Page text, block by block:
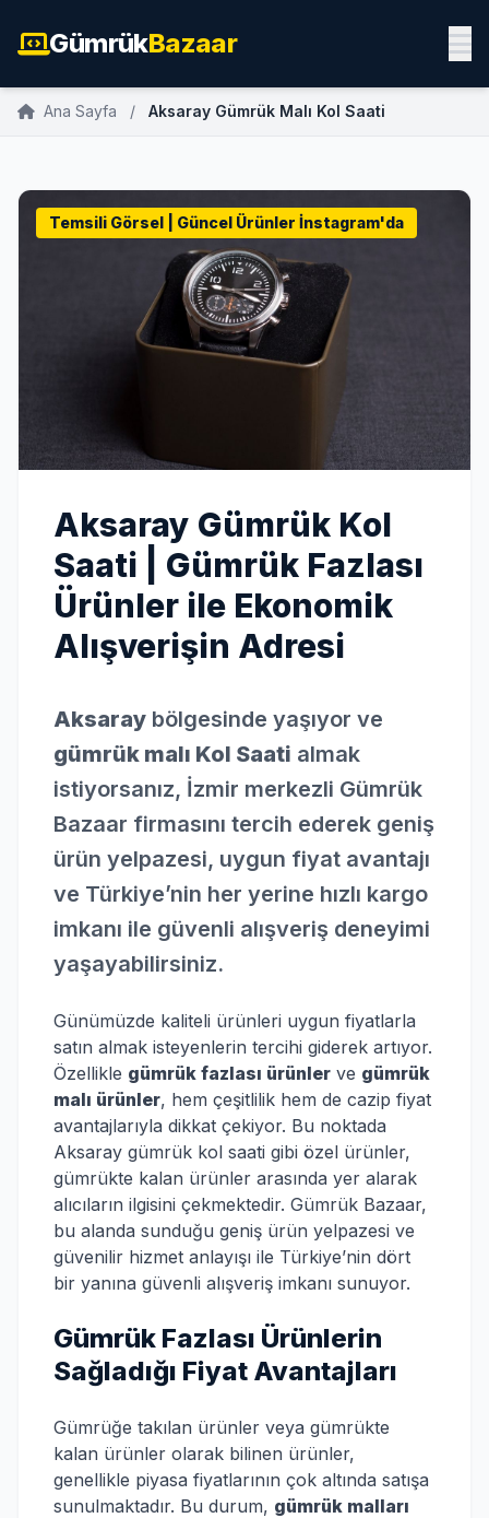
GümrükBazaar
Ana Sayfa / Aksaray Gümrük Malı Kol Saati
Temsili Görsel | Güncel Ürünler İnstagram'da
Aksaray Gümrük Kol
Saati | Gümrük Fazlası
Ürünler ile Ekonomik
Alışverişin Adresi
Aksaray bölgesinde yaşıyor ve
gümrük malı Kol Saati almak
istiyorsanız, İzmir merkezli Gümrük
Bazaar firmasını tercih ederek geniş
ürün yelpazesi, uygun fiyat avantajı
ve Türkiye’nin her yerine hızlı kargo
imkanı ile güvenli alışveriş deneyimi
yaşayabilirsiniz.
Günümüzde kaliteli ürünleri uygun fiyatlarla
satın almak isteyenlerin tercihi giderek artıyor.
Özellikle gümrük fazlası ürünler ve gümrük
malı ürünler, hem çeşitlilik hem de cazip fiyat
avantajlarıyla dikkat çekiyor. Bu noktada
Aksaray gümrük kol saati gibi özel ürünler,
gümrükte kalan ürünler arasında yer alarak
alıcıların ilgisini çekmektedir. Gümrük Bazaar,
bu alanda sunduğu geniş ürün yelpazesi ve
güvenilir hizmet anlayışı ile Türkiye’nin dört
bir yanına güvenli alışveriş imkanı sunuyor.
Gümrük Fazlası Ürünlerin
Sağladığı Fiyat Avantajları
Gümrüğe takılan ürünler veya gümrükte
kalan ürünler olarak bilinen ürünler,
genellikle piyasa fiyatlarının çok altında satışa
sunulmaktadır. Bu durum, gümrük malları